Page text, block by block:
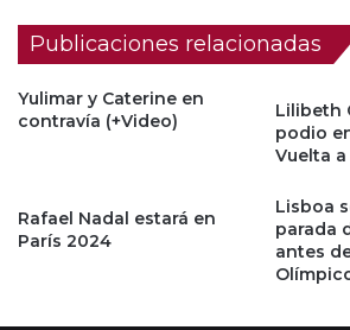
Publicaciones relacionadas
Yulimar y Caterine en
contravía (+Video)
Lilibeth
podio
Vuelta
Rafael Nadal estará en
París 2024
Lisboa
parada
antes